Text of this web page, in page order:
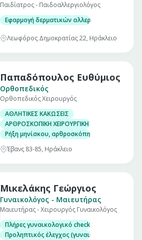
Παιδίατρος - Παιδοαλλεργιολόγος
Εφαρμογή δερματικών αλλεργικών test
Λεωφόρος Δημοκρατίας 22, Ηράκλειο
Παπαδόπουλος Ευθύμιος
Ορθοπεδικός
Ορθοπεδικός Χειρουργός
ΑΘΛΗΤΙΚΕΣ ΚΑΚΩΣΕΙΣ
ΑΡΘΡΟΣΚΟΠΙΚΗ ΧΕΙΡΟΥΡΓΙΚΗ ΓΟΝΑΤΟΣ
Ρήξη μηνίσκου, αρθροσκόπηση γόνατος
Έβανς 83-85, Ηράκλειο
Μικελάκης Γεώργιος
Γυναικολόγος - Μαιευτήρας
Μαιευτήρας - Χειρουργός Γυναικολόγος
Πλήρες γυναικολογικό check up (επίσκεψη)
Προληπτικός έλεγχος (γυναικολογικός